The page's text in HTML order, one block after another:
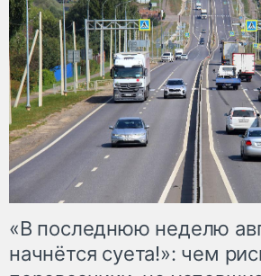
«В последнюю неделю
начнётся суета!»: чем